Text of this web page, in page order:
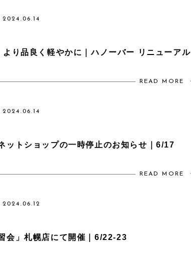
2024.06.14
より品良く軽やかに｜ハノーバー リニューアル
READ MORE
2024.06.14
ットショップの一時停止のお知らせ｜6/17
READ MORE
2024.06.12
会」札幌店にて開催｜6/22-23